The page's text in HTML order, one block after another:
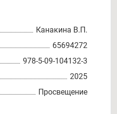
Канакина В.П.
65694272
978-5-09-104132-3
2025
Просвещение